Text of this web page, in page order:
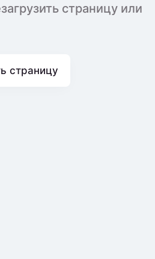
страницу или
страницу